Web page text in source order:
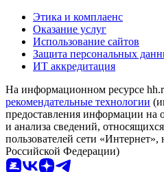
Этика и комплаенс
Оказание услуг
Использование сайтов
Защита персональных
ИТ аккредитация
На информационном ресурсе
рекомендательные технологии
предоставления информации на
и анализа сведений,
пользователей сети
Российской Федерации)